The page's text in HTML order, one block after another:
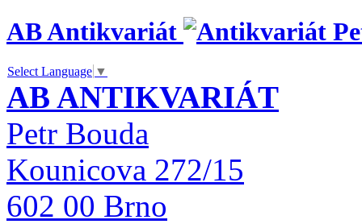
AB Antikvariát
Select Language ▼
AB ANTIKVARIÁT
Petr Bouda
Kounicova 272/15
602 00 Brno